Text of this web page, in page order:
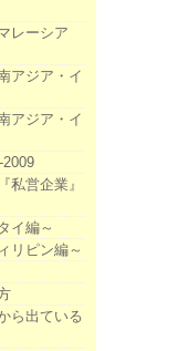
レーシア
アジア・イ
アジア・イ
私営企業』
イ編～
リピン編～
ら出ている